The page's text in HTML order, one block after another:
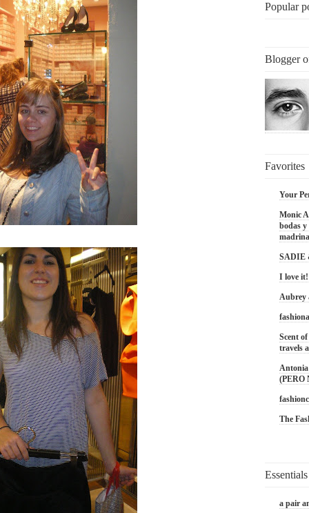
Popular
Blogger
Favorites
Your
Monic
bodas y
SADIE
I love it!
Aubrey
Scent
travels
Antonia
(PERO
The
Essentials
a pair